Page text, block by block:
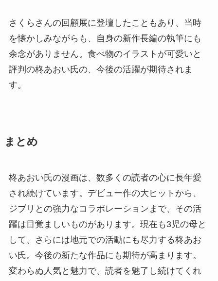
さくらさんの回顧展に登壇したこともあり、当時
を懐かしみながらも、自身の新作長編の執筆にも
余念がありません。食べ物のイラストが可愛いと
評判の柊あおい氏の、今後の活躍が期待されま
す。
まとめ
柊あおい氏の漫画は、数多くの読者の心に長年愛
され続けています。デビュー作の大ヒットから、
ジブリとの強力なコラボレーションまで、その活
躍は目覚ましいものがあります。現在も3児の母と
して、さらには地元での活動にも尽力する柊あお
い氏。今後の新たな作品にも期待が高まります。
変わらぬ人気と魅力で、読者を魅了し続けてくれ